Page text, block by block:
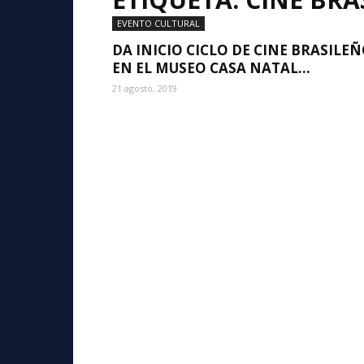
EVENTO CULTURAL
DA INICIO CICLO DE CINE
EN EL MUSEO CASA NATAL...
21 agosto, 2019